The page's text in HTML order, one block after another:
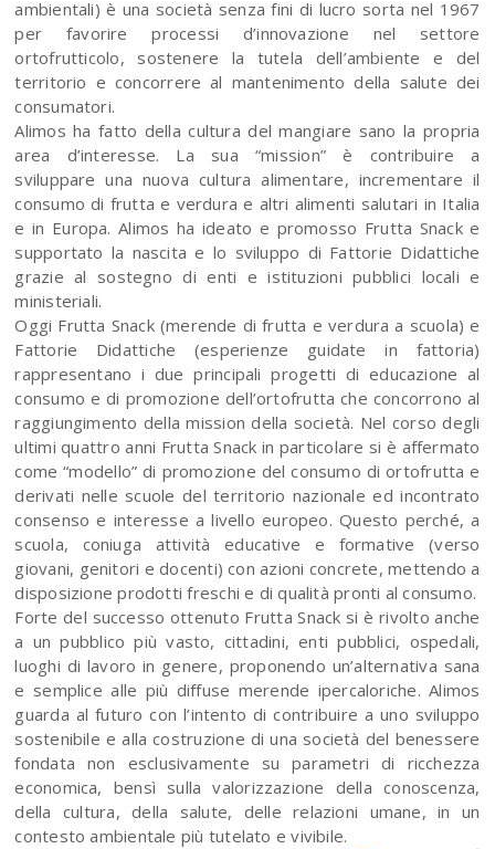
ambientali) è una società senza fini di lucro sorta nel 1967
per favorire processi d’innovazione nel settore
ortofrutticolo, sostenere la tutela dell’ambiente e del
territorio e concorrere al mantenimento della salute dei
consumatori.
Alimos ha fatto della cultura del mangiare sano la propria
area d’interesse. La sua “mission” è contribuire a
sviluppare una nuova cultura alimentare, incrementare il
consumo di frutta e verdura e altri alimenti salutari in Italia
e in Europa. Alimos ha ideato e promosso Frutta Snack e
supportato la nascita e lo sviluppo di Fattorie Didattiche
grazie al sostegno di enti e istituzioni pubblici locali e
ministeriali.
Oggi Frutta Snack (merende di frutta e verdura a scuola) e
Fattorie Didattiche (esperienze guidate in fattoria)
rappresentano i due principali progetti di educazione al
consumo e di promozione dell’ortofrutta che concorrono al
raggiungimento della mission della società. Nel corso degli
ultimi quattro anni Frutta Snack in particolare si è affermato
come “modello” di promozione del consumo di ortofrutta e
derivati nelle scuole del territorio nazionale ed incontrato
consenso e interesse a livello europeo. Questo perché, a
scuola, coniuga attività educative e formative (verso
giovani, genitori e docenti) con azioni concrete, mettendo a
disposizione prodotti freschi e di qualità pronti al consumo.
Forte del successo ottenuto Frutta Snack si è rivolto anche
a un pubblico più vasto, cittadini, enti pubblici, ospedali,
luoghi di lavoro in genere, proponendo un’alternativa sana
e semplice alle più diffuse merende ipercaloriche. Alimos
guarda al futuro con l’intento di contribuire a uno sviluppo
sostenibile e alla costruzione di una società del benessere
fondata non esclusivamente su parametri di ricchezza
economica, bensì sulla valorizzazione della conoscenza,
della cultura, della salute, delle relazioni umane, in un
contesto ambientale più tutelato e vivibile.